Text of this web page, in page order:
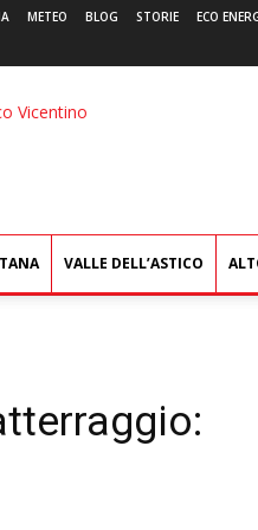
METEO BLOG STORIE ECO
L'Eco
VALLE DELL’ASTICO